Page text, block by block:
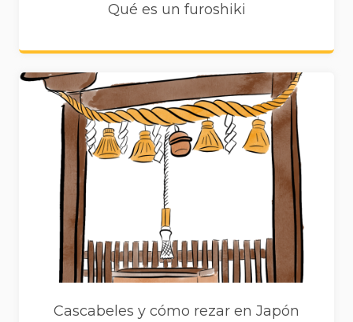
Qué es un furoshiki
Cascabeles y cómo rezar en Japón